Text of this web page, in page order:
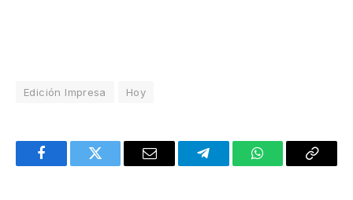
Edición Impresa Hoy
FacebookTwitter Email TelegramWhatsAppCopy